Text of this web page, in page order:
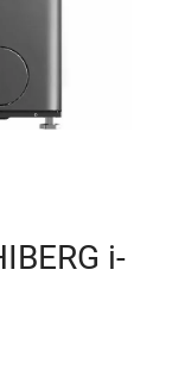
i-